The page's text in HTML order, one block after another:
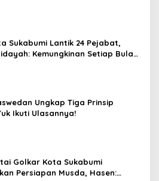
Sukabumi Lantik 24 Pejabat,
Kemungkinan Setiap Bulan
Ungkap Tiga Prinsip
Ikuti Ulasannya!
Golkar Kota Sukabumi
Persiapan Musda, Hasen: